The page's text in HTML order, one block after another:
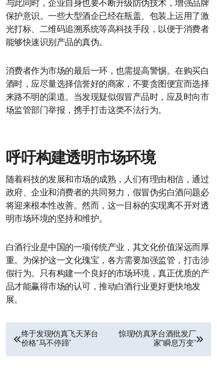
与此同时，企业自身也要不断升级防伪技术，增强品牌
保护意识。一些大型酒企已经在瓶盖、包装上运用了激
光打标、二维码追溯系统等高科技手段，以便于消费者
能够快速识别产品的真伪。
消费者作为市场的最后一环，也需提高警惕。在购买白
酒时，应尽量选择信誉好的商家，不要贪图便宜而选择
来路不明的渠道。当发现疑似假冒产品时，应及时向市
场监管部门举报，携手打击这类不法行为。
呼吁构建透明市场环境
随着科技的发展和市场的成熟，人们有理由相信，通过
政府、企业和消费者的共同努力，假冒伪劣白酒问题必
将迎来根本性改善。然而，这一目标的实现离不开对透
明市场环境的坚持和维护。
白酒行业是中国的一项传统产业，其文化价值深远而厚
重。为保护这一文化瑰宝，各方需要加强监管，打击涉
假行为。只有构建一个良好的市场环境，真正优质的产
品才能赢得市场的认可，推动白酒行业更好更快地发
展。
文
章
终于发现!仿真飞天茅台
价格“马不停蹄”
惊现!仿真茅台酒批发厂
家“瞬息万变”